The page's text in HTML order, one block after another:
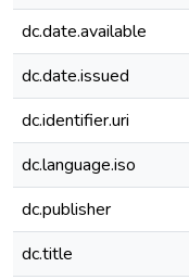
dc.date.available
dc.date.issued
dc.identifier.uri
dc.language.iso
dc.publisher
dc.title